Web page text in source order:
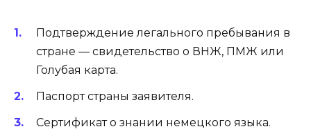
Подтверждение легального пребывания в
стране — свидетельство о ВНЖ, ПМЖ или
Голубая карта.
Паспорт страны заявителя.
Сертификат о знании немецкого языка.